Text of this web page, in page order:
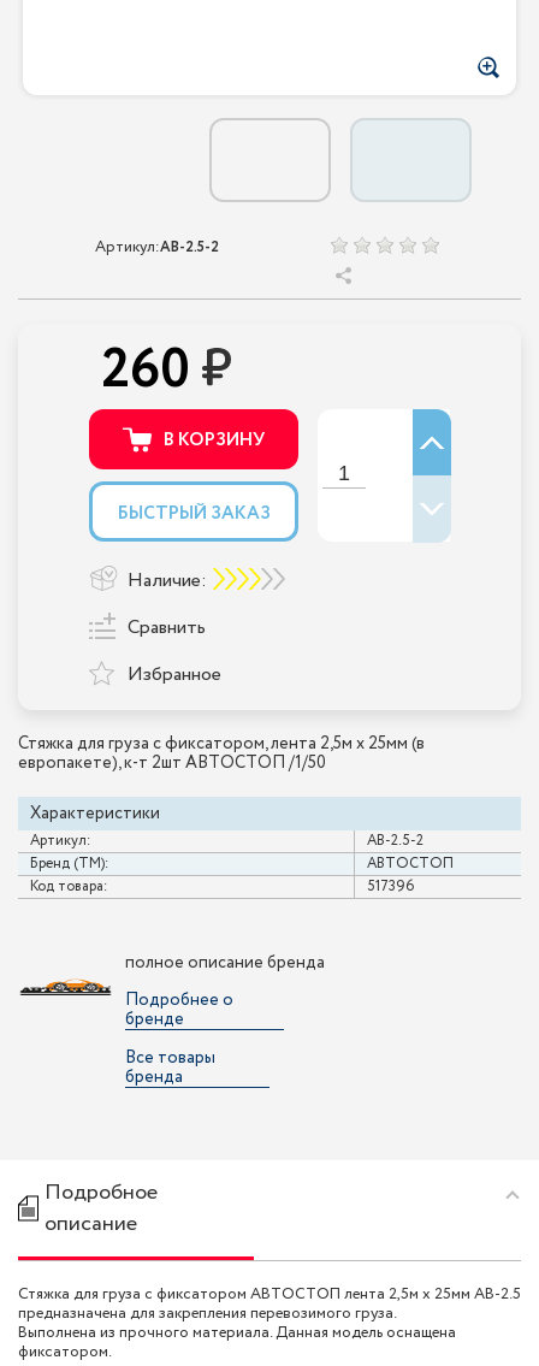
Артикул:AB-2.5-2
Стяжка для груза с фиксатором, лента 2,5м х 25мм (в
европакете), к-т 2шт АВТОСТОП /1/50
Характеристики
Артикул:
AB-2.5-2
Бренд (ТМ):
АВТОСТОП
Код товара:
517396
260
В КОРЗИНУ
БЫСТРЫЙ ЗАКАЗ
Наличие:
Сравнить
Избранное
полное описание бренда
Подробнее о
бренде
Все товары
бренда
Подробное
описание
Стяжка для груза с фиксатором АВТОСТОП лента 2,5м х 25мм AB-2.5
предназначена для закрепления перевозимого груза.
Выполнена из прочного материала. Данная модель оснащена
фиксатором.